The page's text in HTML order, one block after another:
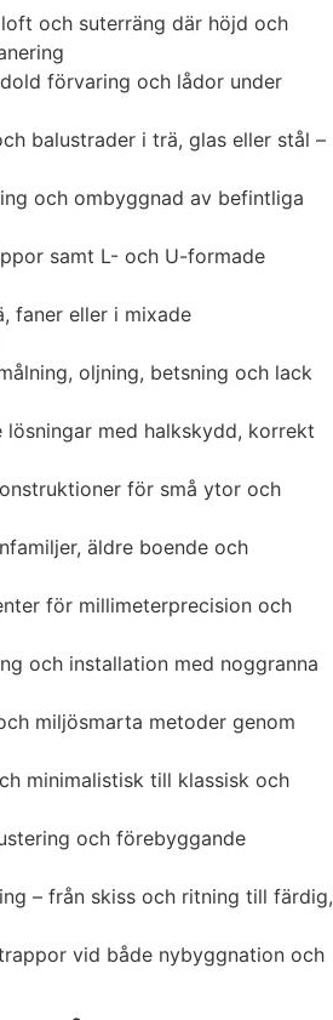
och suterräng där höjd och
förvaring och lådor under
balustrader i trä, glas eller stål –
och ombyggnad av befintliga
samt L- och U-formade
faner eller i mixade
oljning, betsning och lack
lösningar med halkskydd, korrekt
för små ytor och
äldre boende och
för millimeterprecision och
och installation med noggranna
miljösmarta metoder genom
minimalistisk till klassisk och
och förebyggande
– från skiss och ritning till färdig,
vid både nybyggnation och